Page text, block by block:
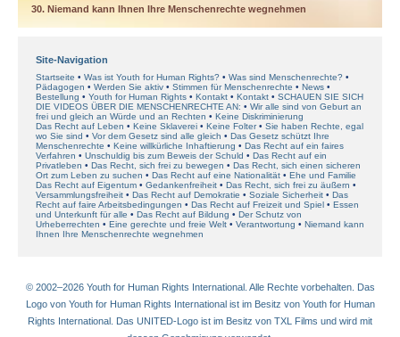
30. Niemand kann Ihnen Ihre Menschenrechte wegnehmen
Site-Navigation
Startseite Was ist Youth for Human Rights?
Was sind Menschenrechte?
Pädagogen
Werden Sie aktiv Stimmen für Menschenrechte
News
Bestellung
Youth for Human Rights Kontakt Kontakt
SCHAUEN SIE SICH
DIE VIDEOS ÜBER DIE MENSCHENRECHTE AN:
Wir alle sind von Geburt an
frei und gleich an Würde und an Rechten
Keine Diskriminierung
Das Recht auf Leben
Keine Sklaverei Keine Folter
Sie haben Rechte, egal
wo Sie sind
Vor dem Gesetz sind alle gleich
Das Gesetz schützt Ihre
Menschenrechte
Keine willkürliche Inhaftierung
Das Recht auf ein faires
Verfahren
Unschuldig bis zum Beweis der Schuld
Das Recht auf ein
Privatleben
Das Recht, sich frei zu bewegen
Das Recht, sich einen sicheren
Ort zum Leben zu suchen
Das Recht auf eine Nationalität
Ehe und Familie
Das Recht auf Eigentum
Gedankenfreiheit
Das Recht, sich frei zu äußern
Versammlungsfreiheit
Das Recht auf Demokratie Soziale Sicherheit
Das
Recht auf faire Arbeitsbedingungen
Das Recht auf Freizeit und Spiel
Essen
und Unterkunft für alle
Das Recht auf Bildung
Der Schutz von
Urheberrechten
Eine gerechte und freie Welt Verantwortung
Niemand kann
Ihnen Ihre Menschenrechte wegnehmen
© 2002–2026 Youth for Human Rights International. Alle Rechte vorbehalten. Das
Logo von Youth for Human Rights International ist im Besitz von Youth for Human
Rights International. Das UNITED-Logo ist im Besitz von TXL Films und wird mit